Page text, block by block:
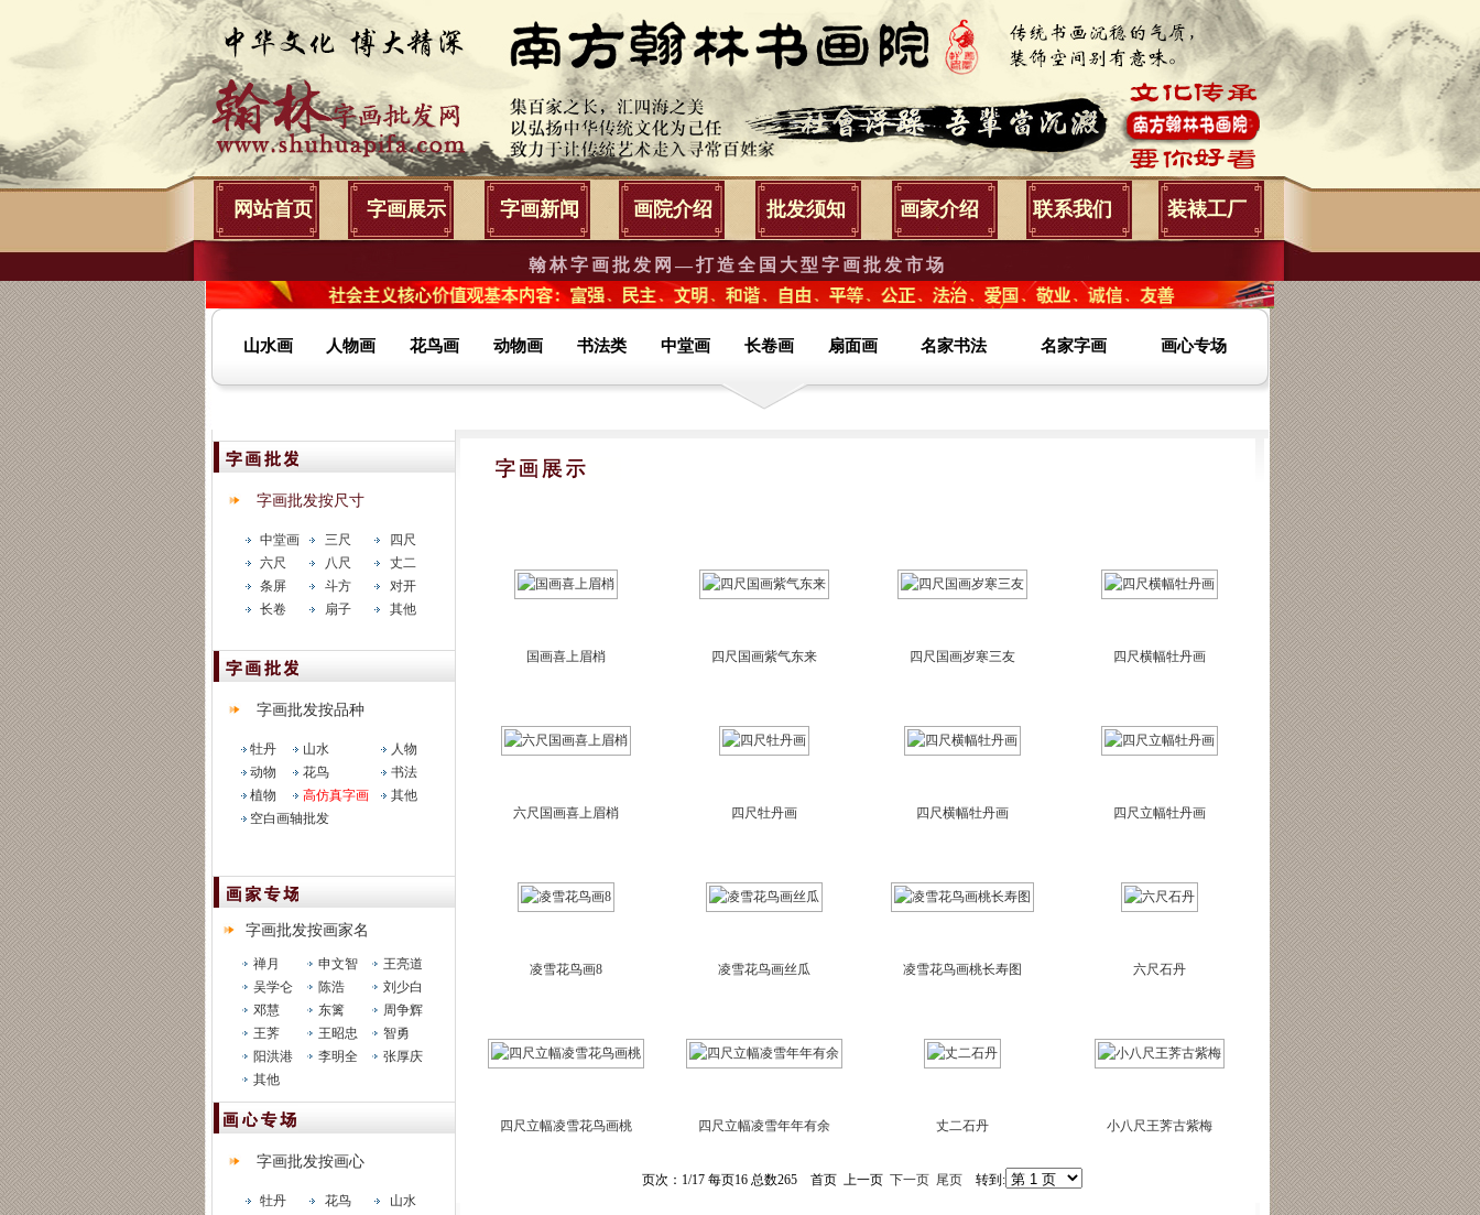
网站首页 字画展示 字画新闻 画院介绍 批发须知 画家介绍 联系我们 装裱工厂
翰林字画批发网—打造全国大型字画批发市场
山水画 人物画 花鸟画 动物画 书法类 中堂画 长卷画 扇面画 名家书法 名家字画 画心专场
字画批发按尺寸
中堂画 三尺
四尺
六尺
八尺
丈二
条屏
斗方
对开
长卷
扇子 其他
字画批发按品种
牡丹 山水
人物
动物
花鸟
书法
植物
高仿真字画
其他
空白画轴批发
字画批发按画家名
禅月 申文智
王亮道
吴学仑
陈浩
刘少白
邓慧
东篱
周争辉
王荠
王昭忠
智勇
阳洪港
李明全
张厚庆
其他
字画批发按画心
牡丹 花鸟
山水
国画喜上眉梢 四尺国画紫气东来 四尺国画岁寒三友 四尺横幅牡丹画
六尺国画喜上眉梢 四尺牡丹画 四尺横幅牡丹画 四尺立幅牡丹画
凌雪花鸟画8 凌雪花鸟画丝瓜 凌雪花鸟画桃长寿图 六尺石丹
四尺立幅凌雪花鸟画桃 四尺立幅凌雪年年有余 丈二石丹 小八尺王荠古紫梅
页次：1/17 每页16 总数265 首页 上一页 下一页 尾页 转到: